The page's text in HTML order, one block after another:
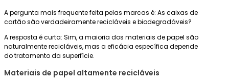
A pergunta mais frequente feita pelas marcas é: As caixas de
cartão são verdadeiramente recicláveis e biodegradáveis?
A resposta é curta: Sim, a maioria dos materiais de papel são
naturalmente recicláveis, mas a eficácia específica depende
do tratamento da superfície.
Materiais de papel altamente recicláveis